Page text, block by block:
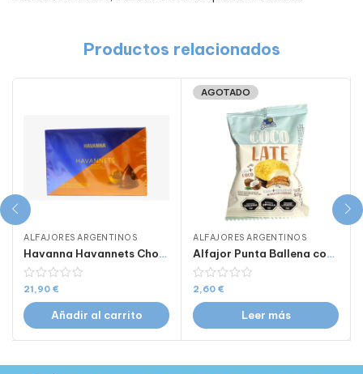
Productos relacionados
ALFAJORES ARGENTINOS
Havanna Havannets Chocolate y Dulce de Leche x 12 uds
21,90 €
Añadir al carrito
AGOTADO
ALFAJORES ARGENTINOS
Alfajor Punta Ballena coco x1 unidad.
2,60 €
Leer más